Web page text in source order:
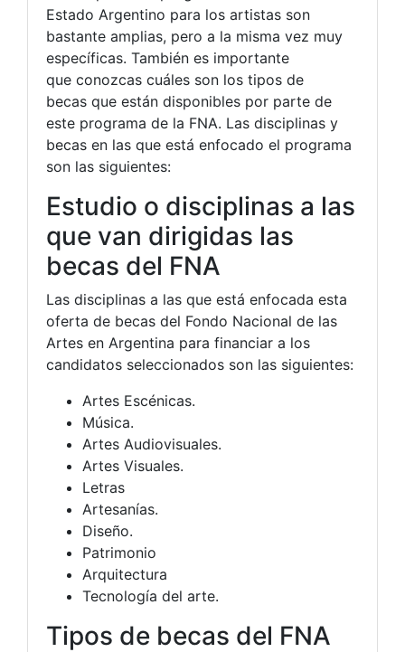
Estado Argentino para los artistas son
bastante amplias, pero a la misma vez muy
específicas. También es importante
que conozcas cuáles son los tipos de
becas que están disponibles por parte de
este programa de la FNA. Las disciplinas y
becas en las que está enfocado el programa
son las siguientes:
Estudio o disciplinas a las
que van dirigidas las
becas del FNA
Las disciplinas a las que está enfocada esta
oferta de becas del Fondo Nacional de las
Artes en Argentina para financiar a los
candidatos seleccionados son las siguientes:
Artes Escénicas.
Música.
Artes Audiovisuales.
Artes Visuales.
Letras
Artesanías.
Diseño.
Patrimonio
Arquitectura
Tecnología del arte.
Tipos de becas del FNA